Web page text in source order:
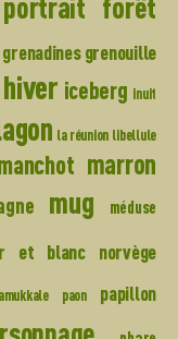
grenadinesgrenouille
hiver iceberg inuit
la réunion libellule
marron
mug méduse
et blanc norvège
paon papillon